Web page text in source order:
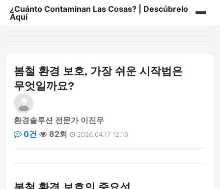
¿Cuánto Contaminan Las Cosas? | Descúbrelo
Aquí
봄철 환경 보호, 가장 쉬운 시작법은
무엇일까요?
환경솔루션 전문가 이진우
0건
82회 2026.04.17 12:16